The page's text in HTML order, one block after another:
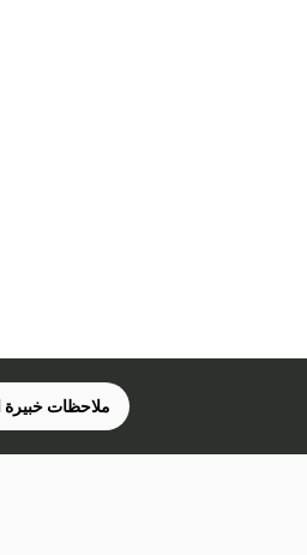
ملاحظات خبيرة